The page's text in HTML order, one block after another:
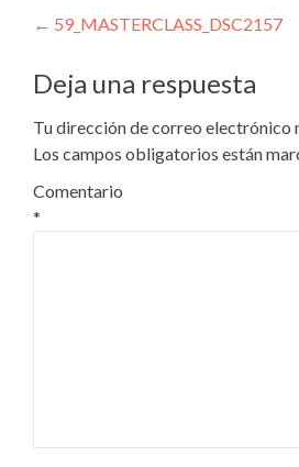
Navegación
de
entradas
← 59_MASTERCLASS_DSC2157
Deja una respuesta
Tu dirección de correo electrónico
Los campos obligatorios están
Comentario
*